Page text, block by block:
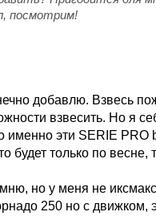
посмотрим!
добавлю. Взвесь
взвесить. Но я
именно эти SERIE
будет только по
но у меня не
250 но с